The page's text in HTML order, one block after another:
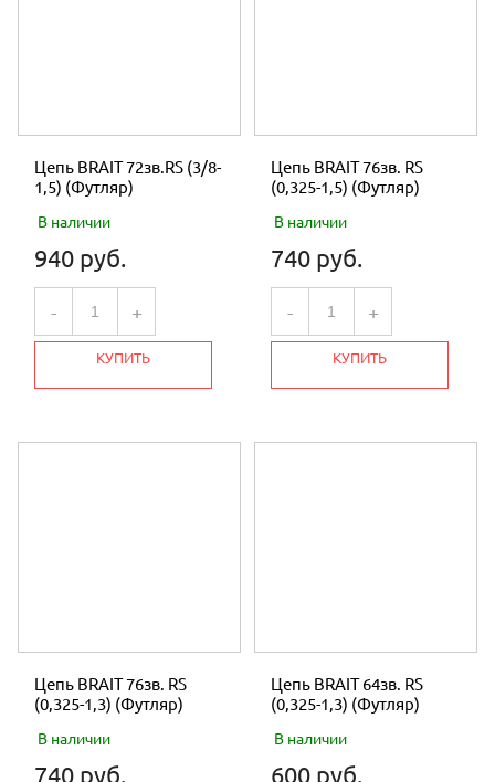
Цепь BRAIT 72зв.RS (3/8-
1,5) (Футляр)
В наличии
940 руб.
- +
КУПИТЬ
Цепь BRAIT 76зв. RS
(0,325-1,5) (Футляр)
В наличии
740 руб.
- +
КУПИТЬ
Цепь BRAIT 76зв. RS
(0,325-1,3) (Футляр)
В наличии
740 руб.
Цепь BRAIT 64зв. RS
(0,325-1,3) (Футляр)
В наличии
600 руб.